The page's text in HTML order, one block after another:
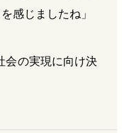
感じましたね」
会の実現に向け決